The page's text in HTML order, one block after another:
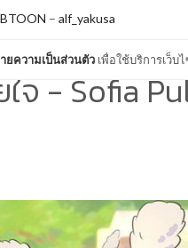
ยความเป็นส่วนตัว เพื่อใช้บริการเว็บ
– alf_yakusa
- Sofia